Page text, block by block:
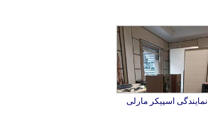
نمایندگی اسپیکر مارلی